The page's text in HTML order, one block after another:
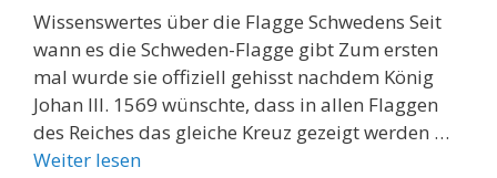
Wissenswertes über die Flagge Schwedens Seit
wann es die Schweden-Flagge gibt Zum ersten
mal wurde sie offiziell gehisst nachdem König
Johan III. 1569 wünschte, dass in allen Flaggen
des Reiches das gleiche Kreuz gezeigt werden …
Weiter lesen